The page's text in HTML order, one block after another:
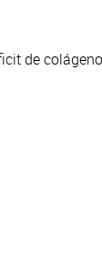
de